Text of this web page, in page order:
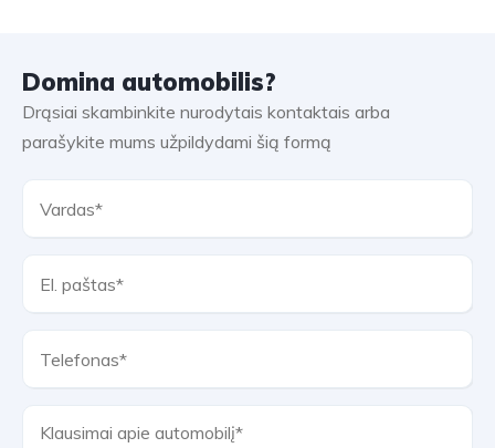
Domina automobilis?
Drąsiai skambinkite nurodytais kontaktais arba
parašykite mums užpildydami šią formą